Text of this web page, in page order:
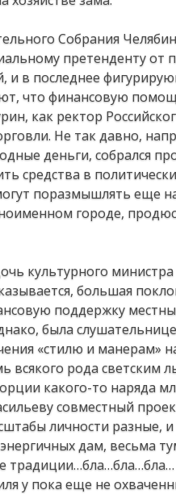
Собрания
претенденту от
в последнее
что финансовую
как ректор
Не так давно,
деньги, собрался
средства в
поразмышлять еще
городе,
культурного
большая
поддержку
была
«стилю и манерам»
всякого рода светским
какого-то наряда
совместный
личности разные,
дам, весьма
у пока еще не